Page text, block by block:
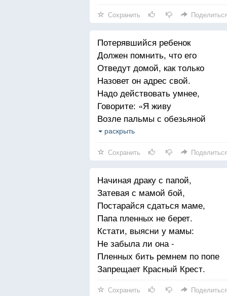
Вот такой простой рецепт:
Нужно в папины ботинки
Вылить мамины духи,
А потом ботинки эти
Смазать кремом для бритья,
И полить их рыбьим жиром
С черной тушью пополам,
Бросить в суп, который мама
Приготовила с утра.
И варить с закрытой крышкой
Ровно семьдесят минут.
Что получится узнаешь,
Когда взрослые придут.
Сохранить
Потерявшийся ребенок
Должен помнить, что его
Отведут домой, как только
Назовет он адрес свой.
Надо действовать умнее,
Говорите: «Я живу
Возле пальмы с обезьяной
На далёких островах».
Если он не дурачок,
Не упустит верный случай
В разных странах побывать.
раскрыть
Сохранить
Начиная драку с папой,
Затевая с мамой бой,
Постарайся сдаться маме,
Папа пленных не берет.
Кстати, выясни у мамы:
Не забыла ли она -
Пленных бить ремнем по попе
Запрещает Красный Крест.
Сохранить